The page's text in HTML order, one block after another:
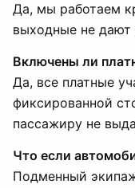
Да, мы работаем
выходные не
Включены ли
Да, все платные
фиксированной
пассажиру не
Что если
Подменный